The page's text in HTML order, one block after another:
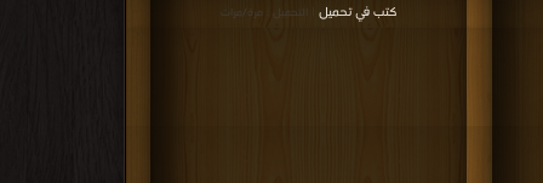
كتب في تحميل
| التحميل : مرة/مرات